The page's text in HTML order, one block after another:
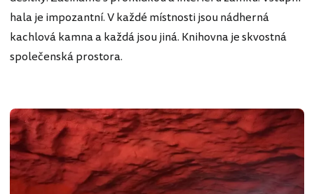
hala je impozantní. V každé místnosti jsou nádherná
kachlová kamna a každá jsou jiná. Knihovna je skvostná
společenská prostora.